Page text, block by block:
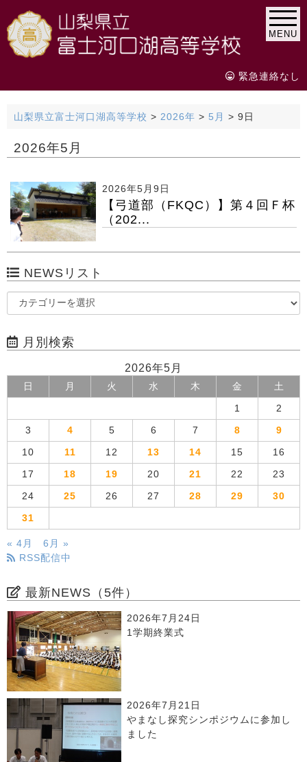
MENU
緊急連絡なし
山梨県立富士河口湖高等学校 > 2026年 > 5月 > 9日
2026年5月
2026年5月9日
【弓道部（FKQC）】第４回Ｆ杯
（202...
NEWSリスト
月別検索
2026年5月
日 月 火 水 木 金 土
1 2
3 4 5 6 7 8 9
10 11 12 13 14 15 16
17 18 19 20 21 22 23
24 25 26 27 28 29 30
31
« 4月
6月 »
RSS配信中
最新NEWS（5件）
2026年7月24日
1学期終業式
2026年7月21日
やまなし探究シンポジウムに参加し
ました